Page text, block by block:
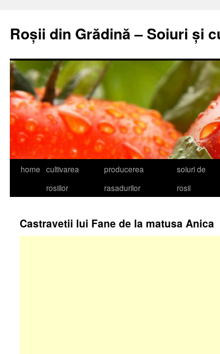
content
Roșii din Grădină – Soiuri și
home cultivarea
rosiilor
producerea
rasadurilor
soiuri de
rosii
Castravetii lui Fane de la matusa Anica